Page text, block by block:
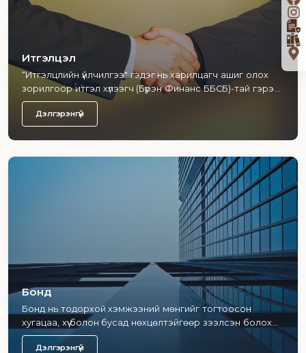
Итгэлцэл
“Итгэлцлийн үйлчилгээ" гэдэг нь харилцагч ашиг олох
зорилгоор итгэл хүлээгч (Бүрэн Финанс ББСБ)-тай гэрээ
байгуулсны үндсэн мөнгөн хөрөнгөө ашиглах, захиран
зарцуулах эрхийг түр шилжүүлэх үйл ажиллагааг хэлнэ.
Дэлгэрэнгүй
Бонд
Бонд нь тодорхой хэмжээний мөнгийг тогтоосон
хугацаа, хүү болон бусад нөхцөлтэйгөөр зээлсэн болохыг
гэрчилсэн үнэт цаас юм.
Дэлгэрэнгүй